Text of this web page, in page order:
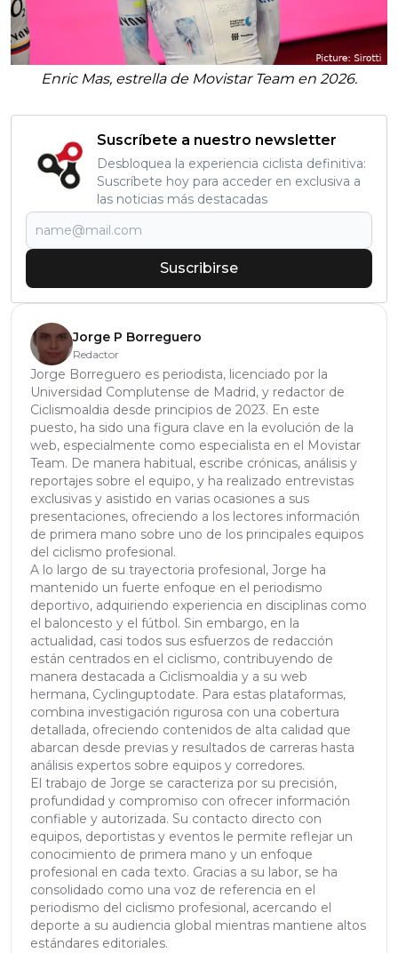
Enric Mas, estrella de Movistar Team en 2026.
Suscríbete a nuestro newsletter
Desbloquea la experiencia ciclista definitiva:
Suscríbete hoy para acceder en exclusiva a
las noticias más destacadas
Suscribirse
Jorge P Borreguero
Redactor
Jorge Borreguero es periodista, licenciado por la
Universidad Complutense de Madrid, y redactor de
Ciclismoaldia desde principios de 2023. En este
puesto, ha sido una figura clave en la evolución de la
web, especialmente como especialista en el Movistar
Team. De manera habitual, escribe crónicas, análisis y
reportajes sobre el equipo, y ha realizado entrevistas
exclusivas y asistido en varias ocasiones a sus
presentaciones, ofreciendo a los lectores información
de primera mano sobre uno de los principales equipos
del ciclismo profesional.
A lo largo de su trayectoria profesional, Jorge ha
mantenido un fuerte enfoque en el periodismo
deportivo, adquiriendo experiencia en disciplinas como
el baloncesto y el fútbol. Sin embargo, en la
actualidad, casi todos sus esfuerzos de redacción
están centrados en el ciclismo, contribuyendo de
manera destacada a Ciclismoaldia y a su web
hermana, Cyclinguptodate. Para estas plataformas,
combina investigación rigurosa con una cobertura
detallada, ofreciendo contenidos de alta calidad que
abarcan desde previas y resultados de carreras hasta
análisis expertos sobre equipos y corredores.
El trabajo de Jorge se caracteriza por su precisión,
profundidad y compromiso con ofrecer información
confiable y autorizada. Su contacto directo con
equipos, deportistas y eventos le permite reflejar un
conocimiento de primera mano y un enfoque
profesional en cada texto. Gracias a su labor, se ha
consolidado como una voz de referencia en el
periodismo del ciclismo profesional, acercando el
deporte a su audiencia global mientras mantiene altos
estándares editoriales.